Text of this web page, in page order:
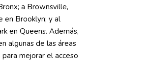
a Brownsville,
en Brooklyn; y al
en Queens. Además,
algunas de las áreas
mejorar el acceso